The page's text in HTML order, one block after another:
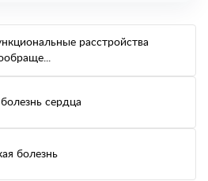
расстройства
сердца
болезнь